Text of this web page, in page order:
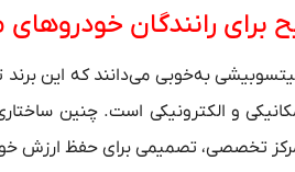
برای رانندگان
به‌خوبی می‌دانند که این برند
و الکترونیکی است. چنین
تخصصی، تصمیمی برای حفظ ارزش